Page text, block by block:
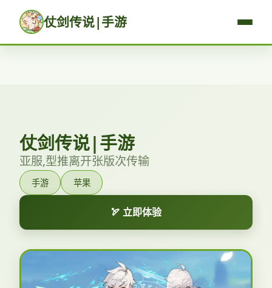
仗剑传说|手游
仗剑传说|手游
亚服,型推离开张版次传输
手游 苹果
🏹 立即体验